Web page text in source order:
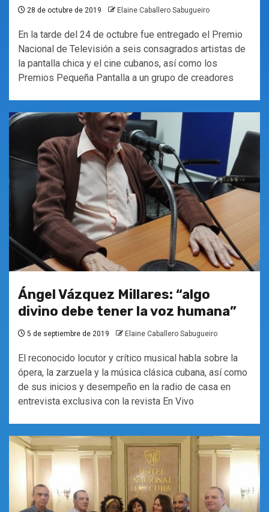
28 de octubre de 2019 Elaine Caballero Sabugueiro
En la tarde del 24 de octubre fue entregado el Premio
Nacional de Televisión a seis consagrados artistas de
la pantalla chica y el cine cubanos, así como los
Premios Pequeña Pantalla a un grupo de creadores
Ángel Vázquez Millares: “algo
divino debe tener la voz humana”
5 de septiembre de 2019 Elaine Caballero Sabugueiro
El reconocido locutor y crítico musical habla sobre la
ópera, la zarzuela y la música clásica cubana, así como
de sus inicios y desempeño en la radio de casa en
entrevista exclusiva con la revista En Vivo